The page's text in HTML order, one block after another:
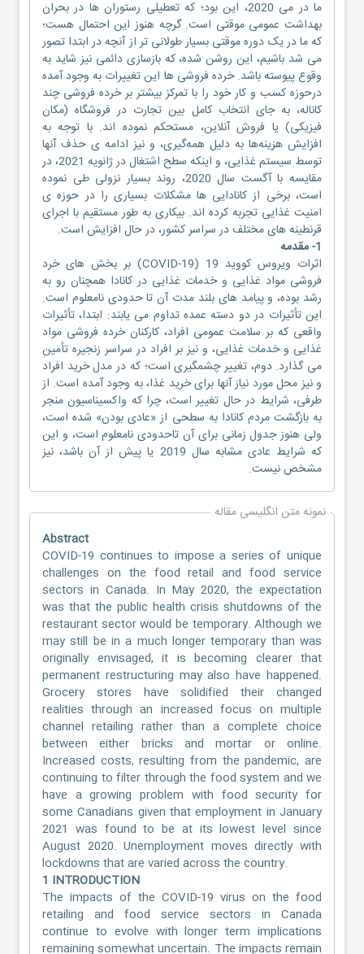
ما در می 2020، این بود؛ که تعطیلی رستوران ها در بحران
بهداشت عمومی موقتی است. گرچه هنوز این احتمال هست؛
که ما در یک دوره موقتی بسیار طولانی تر از آنچه در ابتدا تصور
می شد باشیم، این روشن شده، که بازسازی دائمی نیز شاید به
وقوع پیوسته باشد. خرده فروشی ها این تغییرات به وجود آمده
درحوزه کسب و کار خود را با تمرکز بیشتر بر خرده فروشی چند
کاناله، به جای انتخاب کامل بین تجارت در فروشگاه (مکان
فیزیکی) یا فروش آنلاین، مستحکم نموده اند. با توجه به
افزایش هزینه‌ها به دلیل همه‌گیری، و نیز ادامه ی حذف آنها
توسط سیستم غذایی، و اینکه سطح اشتغال در ژانویه 2021، در
مقایسه با آگست سال 2020، روند بسیار نزولی طی نموده
است، برخی از کانادایی ‌ها مشکلات بسیاری را در حوزه ی
امنیت غذایی تجربه کرده اند. بیکاری به طور مستقیم با اجرای
قرنطینه های مختلف در سراسر کشور، در حال افزایش است.
1- مقدمه
اثرات ویروس کووید 19 (COVID-19) بر بخش ‌های خرد
‌فروشی مواد غذایی و خدمات غذایی در کانادا همچنان رو به
رشد بوده، و پیامد های بلند مدت آن تا حدودی نامعلوم است.
این تأثیرات در دو دسته عمده تداوم می یابند: ابتدا، تأثیرات
واقعی که بر سلامت عمومی افراد، کارکنان خرده ‌فروشی مواد
غذایی و خدمات غذایی، و نیز بر افراد در سراسر زنجیره تأمین
می گذارد. دوم، تغییر چشمگیری است؛ که در مدل خرید افراد
و نیز محل مورد نیاز آنها برای خرید غذا، به وجود آمده است. از
طرفی، شرایط در حال تغییر است، چرا که واکسیناسیون منجر
به بازگشت مردم کانادا به سطحی از «عادی بودن» شده است،
ولی هنوز جدول زمانی برای آن تاحدودی نامعلوم است، و این
که شرایط عادی مشابه سال 2019 یا پیش از آن باشد، نیز
مشخص نیست.
نمونه متن انگلیسی مقاله
Abstract
COVID-19 continues to impose a series of unique
challenges on the food retail and food service
sectors in Canada. In May 2020, the expectation
was that the public health crisis shutdowns of the
restaurant sector would be temporary. Although we
may still be in a much longer temporary than was
originally envisaged, it is becoming clearer that
permanent restructuring may also have happened.
Grocery stores have solidified their changed
realities through an increased focus on multiple
channel retailing rather than a complete choice
between either bricks and mortar or online.
Increased costs, resulting from the pandemic, are
continuing to filter through the food system and we
have a growing problem with food security for
some Canadians given that employment in January
2021 was found to be at its lowest level since
August 2020. Unemployment moves directly with
lockdowns that are varied across the country.
1 INTRODUCTION
The impacts of the COVID-19 virus on the food
retailing and food service sectors in Canada
continue to evolve with longer term implications
remaining somewhat uncertain. The impacts remain